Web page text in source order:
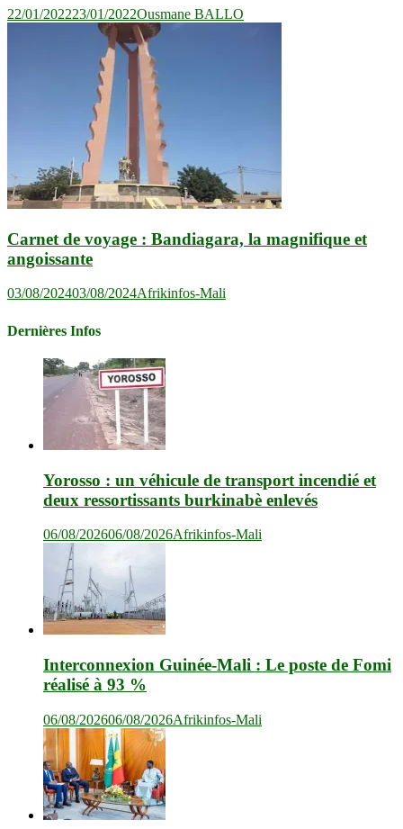
22/01/202223/01/2022Ousmane BALLO
Carnet de voyage : Bandiagara, la magnifique et
angoissante
03/08/202403/08/2024Afrikinfos-Mali
Dernières Infos
Yorosso : un véhicule de transport incendié et
deux ressortissants burkinabè enlevés
06/08/202606/08/2026Afrikinfos-Mali
Interconnexion Guinée-Mali : Le poste de Fomi
réalisé à 93 %
06/08/202606/08/2026Afrikinfos-Mali